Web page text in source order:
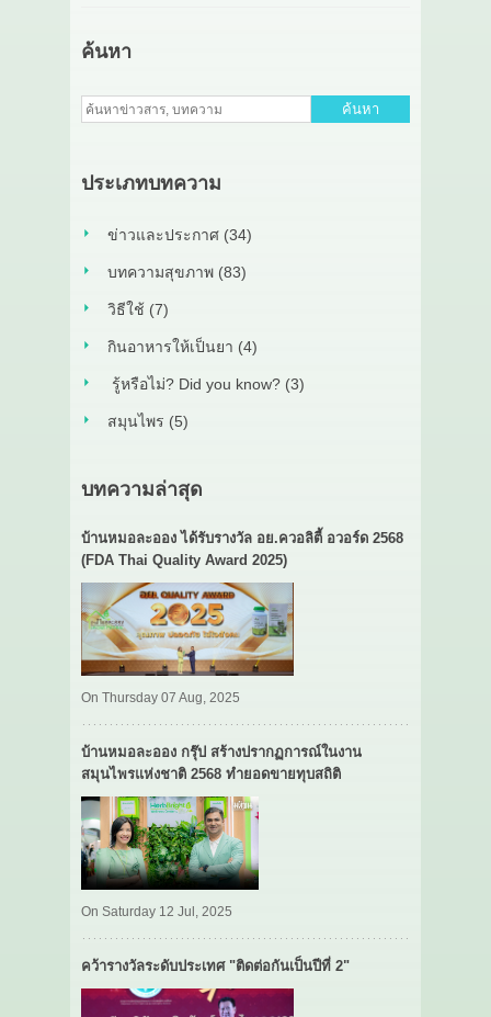
ค้นหา
ค้นหา
ประเภทบทความ
ข่าวและประกาศ (34)
บทความสุขภาพ (83)
วิธีใช้ (7)
กินอาหารให้เป็นยา (4)
รู้หรือไม่? Did you know? (3)
สมุนไพร (5)
บทความล่าสุด
บ้านหมอละออง ได้รับรางวัล อย.ควอลิตี้ อวอร์ด 2568
(FDA Thai Quality Award 2025)
On Thursday 07 Aug, 2025
บ้านหมอละออง กรุ๊ป สร้างปรากฏการณ์ในงาน
สมุนไพรแห่งชาติ 2568 ทำยอดขายทุบสถิติ
On Saturday 12 Jul, 2025
คว้ารางวัลระดับประเทศ "ติดต่อกันเป็นปีที่ 2"